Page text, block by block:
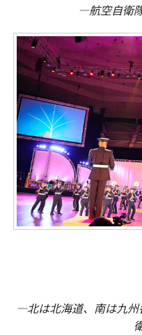
―航空自衛
―北は北海道、南は九